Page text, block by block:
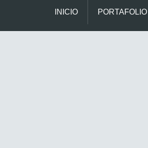
INICIO PORTAFOLIO